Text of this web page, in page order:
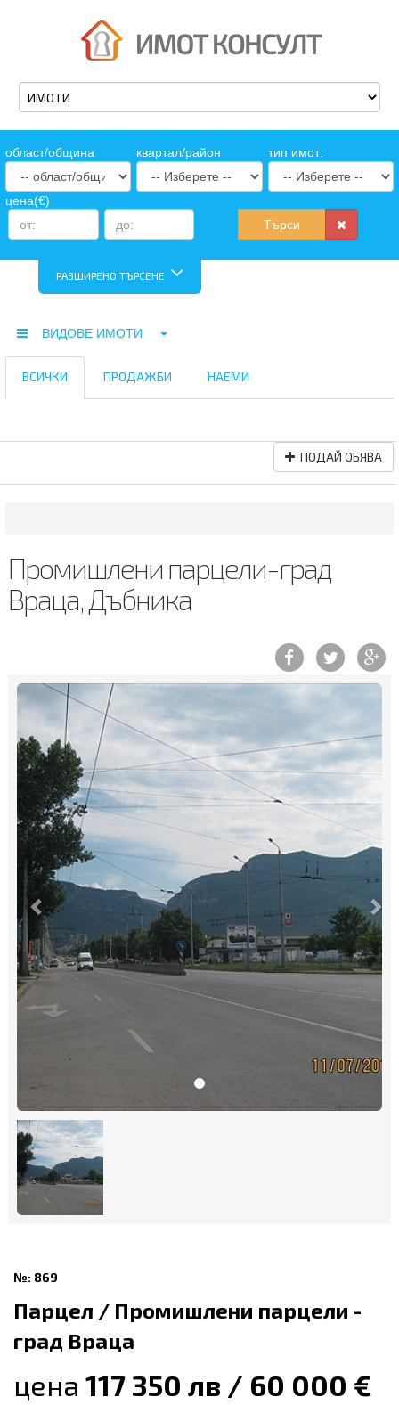
oбласт/община квартал/район тип имот:
цена(€)
Търси
РАЗШИРЕНО ТЪРСЕНЕ
ВИДОВЕ ИМОТИ
ВСИЧКИ ПРОДАЖБИ НАЕМИ
ПОДАЙ ОБЯВА
Промишлени парцели-град
Враца, Дъбника
Previous
№: 869
Парцел / Промишлени парцели -
град Враца
цена 117 350 лв / 60 000 €